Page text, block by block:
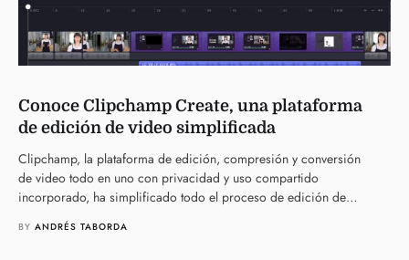
Conoce Clipchamp Create, una plataforma
de edición de video simplificada
Clipchamp, la plataforma de edición, compresión y conversión
de video todo en uno con privacidad y uso compartido
incorporado, ha simplificado todo el proceso de edición de
video. El equipo …
BY ANDRÉS TABORDA